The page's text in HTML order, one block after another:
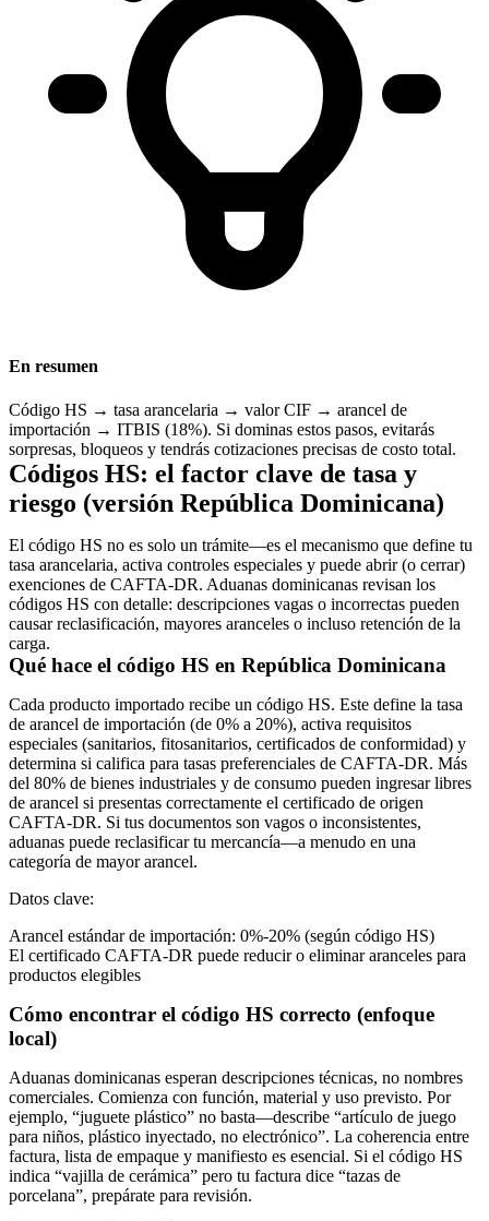
En resumen
Código HS → tasa arancelaria → valor CIF → arancel de
importación → ITBIS (18%). Si dominas estos pasos, evitarás
sorpresas, bloqueos y tendrás cotizaciones precisas de costo total.
Códigos HS: el factor clave de tasa y
riesgo (versión República Dominicana)
El código HS no es solo un trámite—es el mecanismo que define tu
tasa arancelaria, activa controles especiales y puede abrir (o cerrar)
exenciones de CAFTA-DR. Aduanas dominicanas revisan los
códigos HS con detalle: descripciones vagas o incorrectas pueden
causar reclasificación, mayores aranceles o incluso retención de la
carga.
Qué hace el código HS en República Dominicana
Cada producto importado recibe un código HS. Este define la tasa
de arancel de importación (de 0% a 20%), activa requisitos
especiales (sanitarios, fitosanitarios, certificados de conformidad) y
determina si califica para tasas preferenciales de CAFTA-DR. Más
del 80% de bienes industriales y de consumo pueden ingresar libres
de arancel si presentas correctamente el certificado de origen
CAFTA-DR. Si tus documentos son vagos o inconsistentes,
aduanas puede reclasificar tu mercancía—a menudo en una
categoría de mayor arancel.
Datos clave:
Arancel estándar de importación: 0%-20% (según código HS)
El certificado CAFTA-DR puede reducir o eliminar aranceles para
productos elegibles
Cómo encontrar el código HS correcto (enfoque
local)
Aduanas dominicanas esperan descripciones técnicas, no nombres
comerciales. Comienza con función, material y uso previsto. Por
ejemplo, “juguete plástico” no basta—describe “artículo de juego
para niños, plástico inyectado, no electrónico”. La coherencia entre
factura, lista de empaque y manifiesto es esencial. Si el código HS
indica “vajilla de cerámica” pero tu factura dice “tazas de
porcelana”, prepárate para revisión.